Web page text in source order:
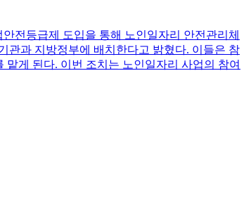
전등급제 도입을 통해 노인일자리 안전관리체
관과 지방정부에 배치한다고 밝혔다. 이들은 참
게 된다. 이번 조치는 노인일자리 사업의 참여